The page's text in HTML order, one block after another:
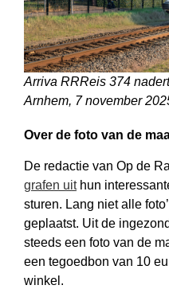
Arriva RRReis 374
Arnhem, 7 november
Over de foto van de
De redactie van Op de
grafen uithun
sturen. Lang niet alle
geplaatst. Uit de
steeds een foto van de
een tegoedbon van 10
winkel.